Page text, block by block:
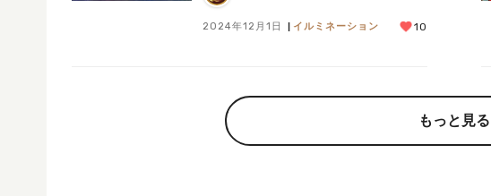
2024年12月1日 イルミネーション 10
もっと見る